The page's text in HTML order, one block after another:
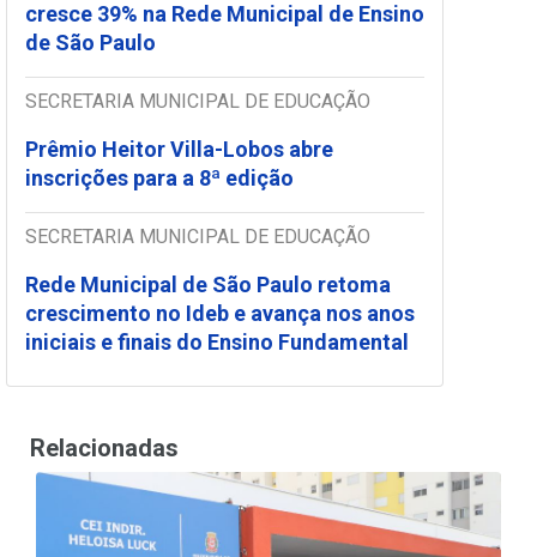
cresce 39% na Rede Municipal de Ensino
de São Paulo
SECRETARIA MUNICIPAL DE EDUCAÇÃO
Prêmio Heitor Villa-Lobos abre
inscrições para a 8ª edição
SECRETARIA MUNICIPAL DE EDUCAÇÃO
Rede Municipal de São Paulo retoma
crescimento no Ideb e avança nos anos
iniciais e finais do Ensino Fundamental
Relacionadas